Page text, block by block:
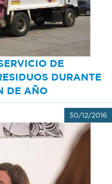
DE
DURANTE
DE AÑO
30/12/2016